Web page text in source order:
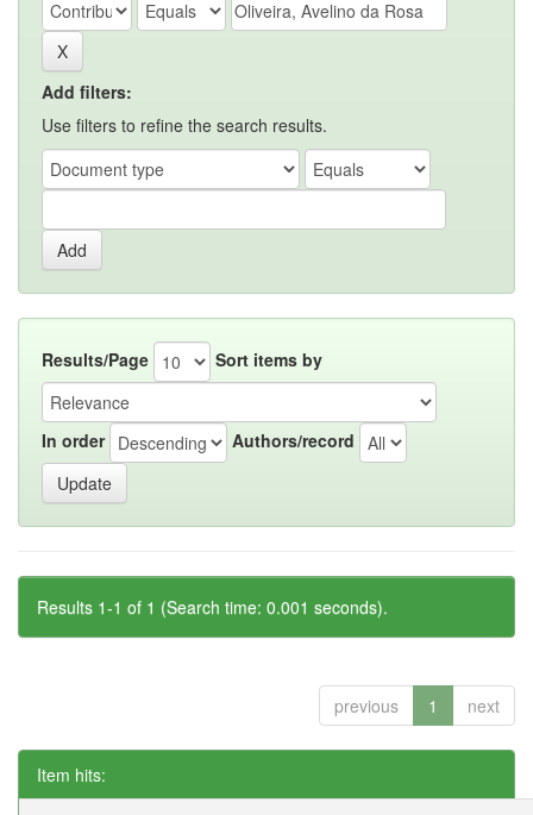
Add filters:
Use filters to refine the search results.
Results/Page Sort items by
In order Authors/record
Results 1-1 of 1 (Search time: 0.001 seconds).
previous 1 next
Item hits: